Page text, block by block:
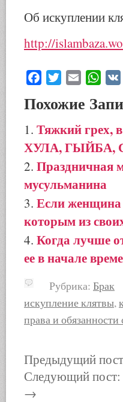
Об искуплении
http://
Facebook
Twitter Email
Похожие
Тяжкий грех,
ХУЛА, ГЫЙБА,
Праздничная
мусульманина
Если женщина
которым из
Когда лучше
ее в начале
Рубрика: Брак
искупление клятвы,
права и обязанности
Предыдущий
Следующий
→